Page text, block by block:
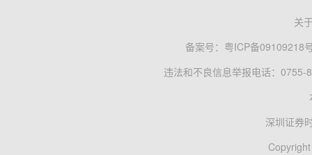
关
备案号： 粤ICP备09109218
违法和不良信息举报电话：0755-
深圳证券